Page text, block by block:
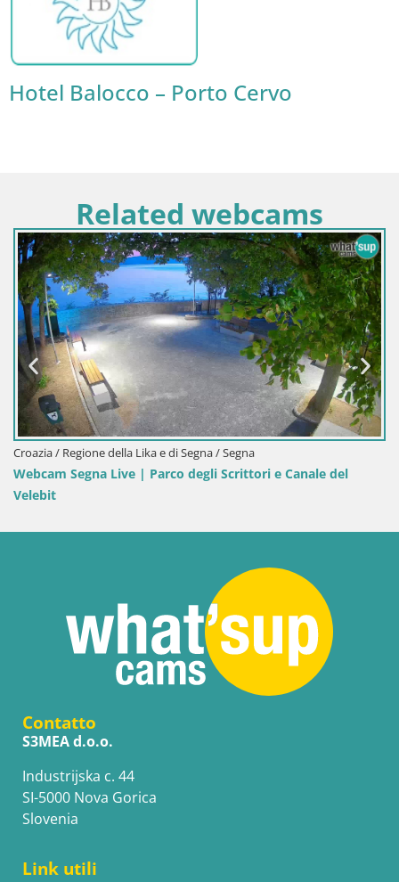
Hotel Balocco – Porto Cervo
Related webcams
Croazia / Regione della Lika e di Segna / Segna
Webcam Segna Live | Parco degli Scrittori e Canale del
Velebit
Contatto
S3MEA d.o.o.
Industrijska c. 44
SI-5000 Nova Gorica
Slovenia
Link utili